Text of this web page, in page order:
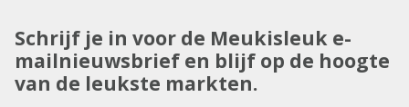
Schrijf je in voor de Meukisleuk e-
mailnieuwsbrief en blijf op de hoogte
van de leukste markten.